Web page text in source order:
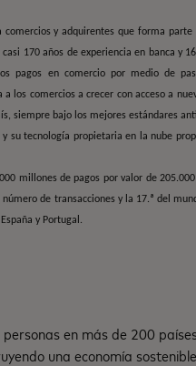
y adquirentes que forma
170 años de experiencia en banca y
pagos en comercio por medio de
los comercios a crecer con acceso a
siempre bajo los mejores estándares
su tecnología propietaria en la nube
millones de pagos por valor de
de transacciones y la 17.ª del
y Portugal.
en más de 200
una economía